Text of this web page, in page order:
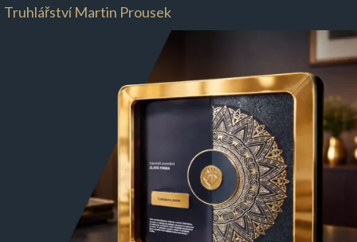
Truhlářství Martin Prousek